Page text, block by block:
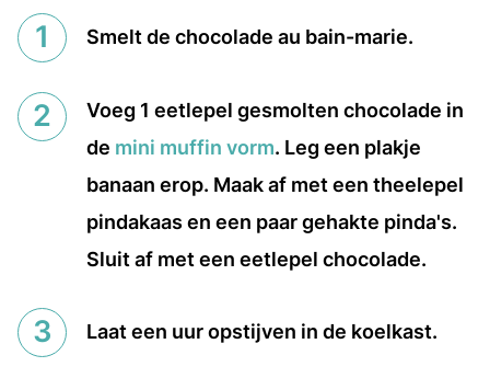
Smelt de chocolade au bain-marie.
Voeg 1 eetlepel gesmolten chocolade in
de mini muffin vorm. Leg een plakje
banaan erop. Maak af met een theelepel
pindakaas en een paar gehakte pinda's.
Sluit af met een eetlepel chocolade.
Laat een uur opstijven in de koelkast.